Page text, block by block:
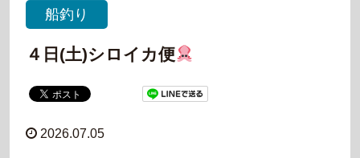
船釣り
４日(土)シロイカ便
2026.07.05